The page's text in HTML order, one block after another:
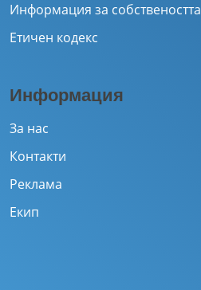
Информация за собствеността
Етичен кодекс
Информация
За нас
Контакти
Реклама
Екип